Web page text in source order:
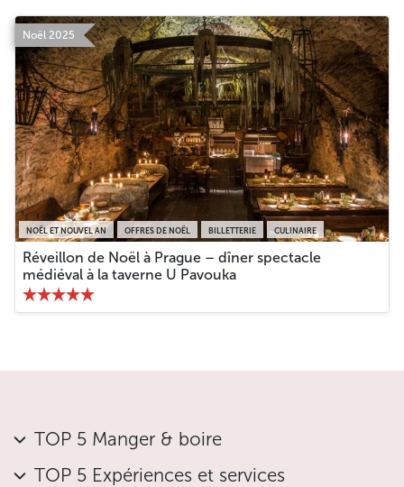
Noël 2025
NOËL ET NOUVEL AN OFFRES DE NOËL BILLETTERIE CULINAIRE
Réveillon de Noël à Prague – dîner spectacle
médiéval à la taverne U Pavouka
TOP 5 Manger & boire
TOP 5 Expériences et services